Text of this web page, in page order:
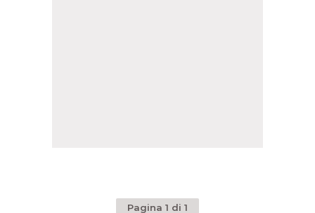
Pagina 1 di 1